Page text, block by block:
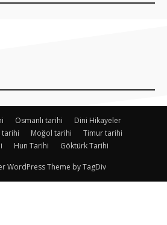
Osmanlı tarihi
Dini Hikayeler
tarihi Moğol tarihi
Timur tarihi
Hun Tarihi Göktürk Tarihi
WordPress Theme by TagDiv